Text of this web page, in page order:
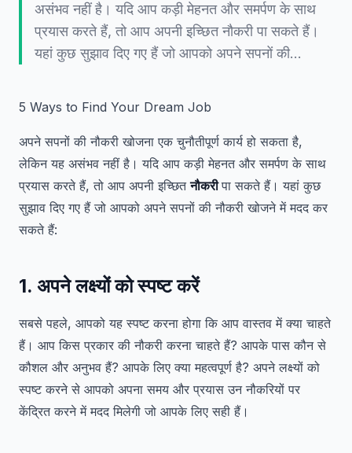
असंभव नहीं है। यदि आप कड़ी मेहनत और समर्पण के साथ
प्रयास करते हैं, तो आप अपनी इच्छित नौकरी पा सकते हैं।
यहां कुछ सुझाव दिए गए हैं जो आपको अपने सपनों की…
5 Ways to Find Your Dream Job
अपने सपनों की नौकरी खोजना एक चुनौतीपूर्ण कार्य हो सकता है,
लेकिन यह असंभव नहीं है। यदि आप कड़ी मेहनत और समर्पण के साथ
प्रयास करते हैं, तो आप अपनी इच्छितनौकरीपा सकते हैं। यहां कुछ
सुझाव दिए गए हैं जो आपको अपने सपनों की नौकरी खोजने में मदद कर
सकते हैं:
1. अपने लक्ष्यों को स्पष्ट करें
सबसे पहले, आपको यह स्पष्ट करना होगा कि आप वास्तव में क्या चाहते
हैं। आप किस प्रकार की नौकरी करना चाहते हैं? आपके पास कौन से
कौशल और अनुभव हैं? आपके लिए क्या महत्वपूर्ण है? अपने लक्ष्यों को
स्पष्ट करने से आपको अपना समय और प्रयास उन नौकरियों पर
केंद्रित करने में मदद मिलेगी जो आपके लिए सही हैं।